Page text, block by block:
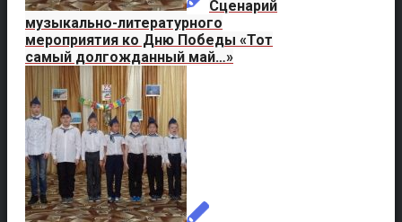
Сценарий
музыкально-литературного
мероприятия ко Дню Победы «Тот
самый долгожданный май…»